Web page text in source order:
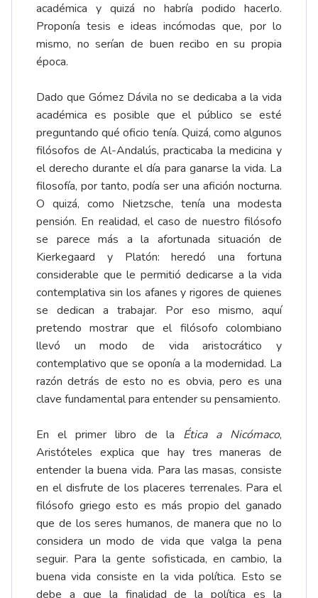
académica y quizá no habría podido hacerlo.
Proponía tesis e ideas incómodas que, por lo
mismo, no serían de buen recibo en su propia
época.
Dado que Gómez Dávila no se dedicaba a la vida
académica es posible que el público se esté
preguntando qué oficio tenía. Quizá, como algunos
filósofos de Al-Andalús, practicaba la medicina y
el derecho durante el día para ganarse la vida. La
filosofía, por tanto, podía ser una afición nocturna.
O quizá, como Nietzsche, tenía una modesta
pensión. En realidad, el caso de nuestro filósofo
se parece más a la afortunada situación de
Kierkegaard y Platón: heredó una fortuna
considerable que le permitió dedicarse a la vida
contemplativa sin los afanes y rigores de quienes
se dedican a trabajar. Por eso mismo, aquí
pretendo mostrar que el filósofo colombiano
llevó un modo de vida aristocrático y
contemplativo que se oponía a la modernidad. La
razón detrás de esto no es obvia, pero es una
clave fundamental para entender su pensamiento.
En el primer libro de la Ética a Nicómaco,
Aristóteles explica que hay tres maneras de
entender la buena vida. Para las masas, consiste
en el disfrute de los placeres terrenales. Para el
filósofo griego esto es más propio del ganado
que de los seres humanos, de manera que no lo
considera un modo de vida que valga la pena
seguir. Para la gente sofisticada, en cambio, la
buena vida consiste en la vida política. Esto se
debe a que la finalidad de la política es la